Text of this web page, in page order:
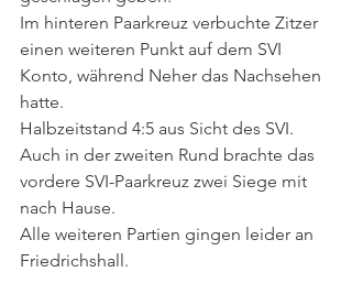
Im hinteren Paarkreuz verbuchte Zitzer
einen weiteren Punkt auf dem SVI
Konto, während Neher das Nachsehen
hatte.
Halbzeitstand 4:5 aus Sicht des SVI.
Auch in der zweiten Rund brachte das
vordere SVI-Paarkreuz zwei Siege mit
nach Hause.
Alle weiteren Partien gingen leider an
Friedrichshall.